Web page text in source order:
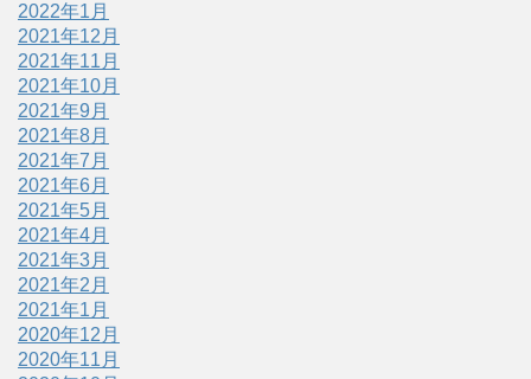
2022年1月
2021年12月
2021年11月
2021年10月
2021年9月
2021年8月
2021年7月
2021年6月
2021年5月
2021年4月
2021年3月
2021年2月
2021年1月
2020年12月
2020年11月